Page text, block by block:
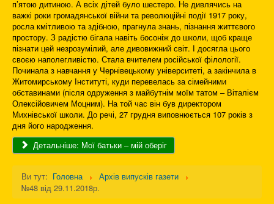
п’ятою дитиною. А всіх дітей було шестеро. Не дивлячись на
важкі роки громадянської війни та революційні події 1917 року,
росла кмітливою та здібною, прагнула знань, пізнання життєвого
простору. З радістю бігала навіть босоніж до школи, щоб краще
пізнати цей незрозумілий, але дивовижний світ. І досягла цього
своєю наполегливістю. Стала вчителем російської філології.
Починала з навчання у Чернівецькому університеті, а закінчила в
Житомирському Інституті, куди перевелась за сімейними
обставинами (після одруження з майбутнім моїм татом – Віталієм
Олексійовичем Моцним). На той час він був директором
Михнівської школи. До речі, 27 грудня виповнюється 107 років з
дня його народження.
Детальніше: Мої батьки – мій оберіг
Ви тут: Головна
Архів випусків газети
№48 від 29.11.2018р.